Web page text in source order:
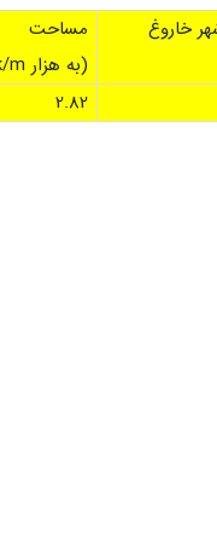
خاروغ
مساحت
(به هزار k/m)
2.82